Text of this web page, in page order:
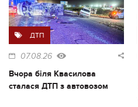
ДТП
07.08.26
Вчора біля Квасилова
сталася ДТП з автовозом